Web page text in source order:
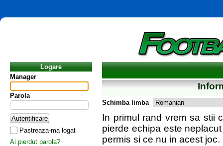
Logare
Manager
Parola
Pastreaza-ma logat
Ai pierdut parola?
Schimba limba
In primul rand vrem sa stii
pierde echipa este
permis si ce nu in acest joc.